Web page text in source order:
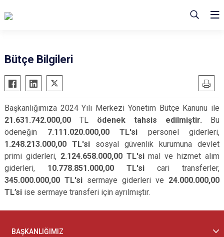
Bütçe Bilgileri
Başkanlığımıza 2024 Yılı Merkezi Yönetim Bütçe Kanunu ile
21.631.742.000,00 TL ödenek tahsis edilmiştir. Bu
ödeneğin 7.111.020.000,00 TL'si personel giderleri,
1.248.213.000,00 TL'si sosyal güvenlik kurumuna devlet
primi giderleri, 2.124.658.000,00 TL'simal ve hizmet alım
giderleri, 10.778.851.000,00 TL'si cari transferler,
345.000.000,00 TL'si sermaye giderleri ve 24.000.000,00
TL’si ise sermaye transferi için ayrılmıştır.
BAŞKANLIĞIMIZ